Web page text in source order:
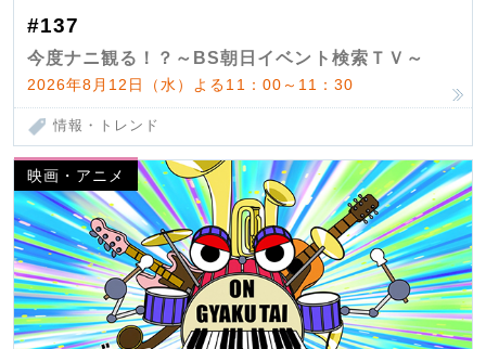
#137
今度ナニ観る！？～BS朝日イベント検索ＴＶ～
2026年8月12日（水）よる11：00～11：30
情報・トレンド
映画・アニメ